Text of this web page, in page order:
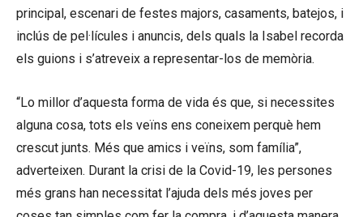
principal, escenari de festes majors, casaments, batejos, i
inclús de pel·lícules i anuncis, dels quals la Isabel recorda
els guions i s’atreveix a representar-los de memòria.
“Lo millor d’aquesta forma de vida és que, si necessites
alguna cosa, tots els veïns ens coneixem perquè hem
crescut junts. Més que amics i veïns, som família”,
adverteixen. Durant la crisi de la Covid-19, les persones
més grans han necessitat l’ajuda dels més joves per